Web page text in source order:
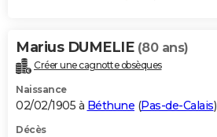
Marius DUMELIE (80 ans)
Créer une cagnotte obsèques
Naissance
02/02/1905 à Béthune (Pas-de-Calais)
Décès